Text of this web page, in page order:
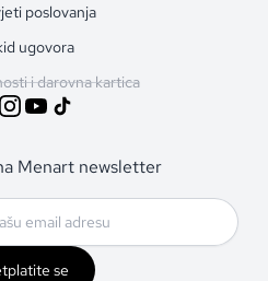
poslovanja
ugovora
i darovna kartica
Menart newsletter
se